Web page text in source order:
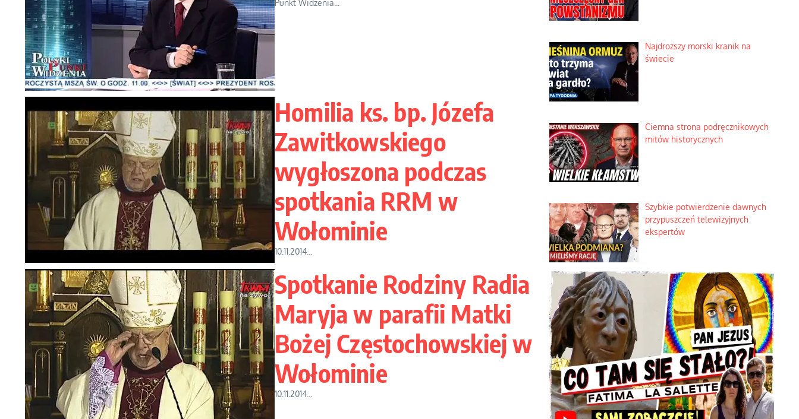
Punkt Widzenia...
Homilia ks. bp. Józefa
Zawitkowskiego
wygłoszona podczas
spotkania RRM w
Wołominie
10.11.2014...
Spotkanie Rodziny Radia
Maryja w parafii Matki
Bożej Częstochowskiej w
Wołominie
10.11.2014...
Najdroższy morski kranik na
świecie
Ciemna strona podręcznikowych
mitów historycznych
Szybkie potwierdzenie dawnych
przypuszczeń telewizyjnych
ekspertów